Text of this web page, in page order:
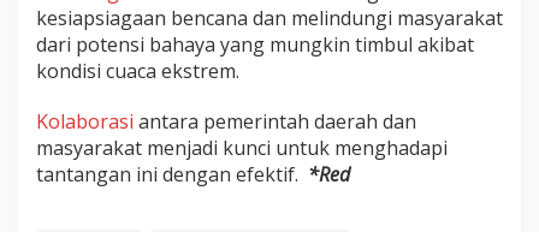
kesiapsiagaan bencana dan melindungi masyarakat
dari potensi bahaya yang mungkin timbul akibat
kondisi cuaca ekstrem.
Kolaborasi antara pemerintah daerah dan
masyarakat menjadi kunci untuk menghadapi
tantangan ini dengan efektif. *Red